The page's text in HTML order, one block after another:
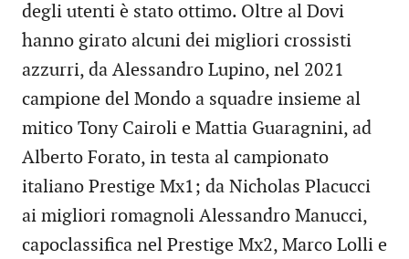
degli utenti è stato ottimo. Oltre al Dovi
hanno girato alcuni dei migliori crossisti
azzurri, da Alessandro Lupino, nel 2021
campione del Mondo a squadre insieme al
mitico Tony Cairoli e Mattia Guaragnini, ad
Alberto Forato, in testa al campionato
italiano Prestige Mx1; da Nicholas Placucci
ai migliori romagnoli Alessandro Manucci,
capoclassifica nel Prestige Mx2, Marco Lolli e